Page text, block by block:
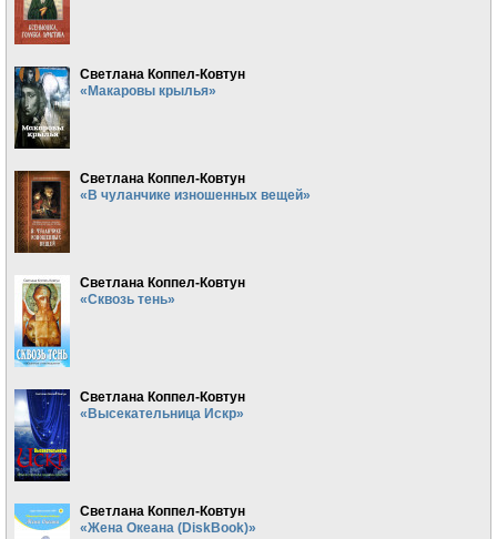
Светлана Коппел-Ковтун
«Макаровы крылья»
Светлана Коппел-Ковтун
«В чуланчике изношенных вещей»
Светлана Коппел-Ковтун
«Сквозь тень»
Светлана Коппел-Ковтун
«Высекательница Искр»
Светлана Коппел-Ковтун
«Жена Океана (DiskBook)»